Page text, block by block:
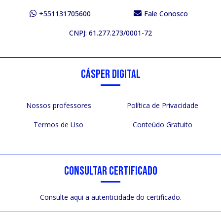
+551131705600 Fale Conosco
CNPJ: 61.277.273/0001-72
CÁSPER DIGITAL
Nossos professores
Termos de Uso
Política de Privacidade
Conteúdo Gratuito
CONSULTAR CERTIFICADO
Consulte aqui a autenticidade do certificado.